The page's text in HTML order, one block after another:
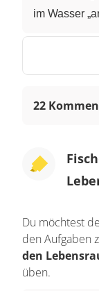
im Wasser
„Kiemen“
und damit
Fische
zu müssen.
weitere
Wasser
22
Du möchtest
den Aufgaben
den
üben.